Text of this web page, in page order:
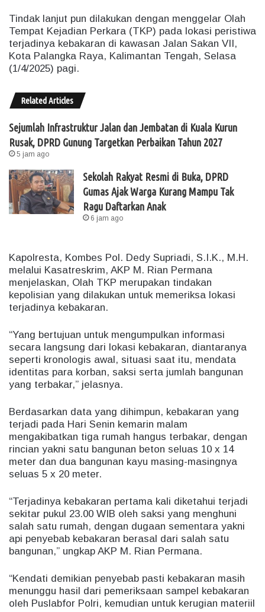
Tindak lanjut pun dilakukan dengan menggelar Olah
Tempat Kejadian Perkara (TKP) pada lokasi peristiwa
terjadinya kebakaran di kawasan Jalan Sakan VII,
Kota Palangka Raya, Kalimantan Tengah, Selasa
(1/4/2025) pagi.
Related Articles
Sejumlah Infrastruktur Jalan dan Jembatan di Kuala Kurun
Rusak, DPRD Gunung Targetkan Perbaikan Tahun 2027
5 jam ago
Sekolah Rakyat Resmi di Buka, DPRD
Gumas Ajak Warga Kurang Mampu Tak
Ragu Daftarkan Anak
6 jam ago
Kapolresta, Kombes Pol. Dedy Supriadi, S.I.K., M.H.
melalui Kasatreskrim, AKP M. Rian Permana
menjelaskan, Olah TKP merupakan tindakan
kepolisian yang dilakukan untuk memeriksa lokasi
terjadinya kebakaran.
“Yang bertujuan untuk mengumpulkan informasi
secara langsung dari lokasi kebakaran, diantaranya
seperti kronologis awal, situasi saat itu, mendata
identitas para korban, saksi serta jumlah bangunan
yang terbakar,” jelasnya.
Berdasarkan data yang dihimpun, kebakaran yang
terjadi pada Hari Senin kemarin malam
mengakibatkan tiga rumah hangus terbakar, dengan
rincian yakni satu bangunan beton seluas 10 x 14
meter dan dua bangunan kayu masing-masingnya
seluas 5 x 20 meter.
“Terjadinya kebakaran pertama kali diketahui terjadi
sekitar pukul 23.00 WIB oleh saksi yang menghuni
salah satu rumah, dengan dugaan sementara yakni
api penyebab kebakaran berasal dari salah satu
bangunan,” ungkap AKP M. Rian Permana.
“Kendati demikian penyebab pasti kebakaran masih
menunggu hasil dari pemeriksaan sampel kebakaran
oleh Puslabfor Polri, kemudian untuk kerugian materiil